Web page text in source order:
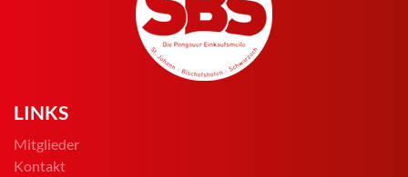
LINKS
Mitglieder
Kontakt